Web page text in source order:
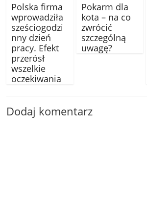
Polska firma
wprowadziła
sześciogodzi
nny dzień
pracy. Efekt
przerósł
wszelkie
oczekiwania
Pokarm dla
kota – na co
zwrócić
szczególną
uwagę?
Dodaj komentarz